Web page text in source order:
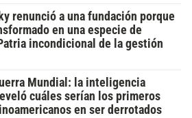
renunció a una fundación porque
en una especie de
incondicional de la gestión
Mundial: la inteligencia
cuáles serían los primeros
en ser derrotados